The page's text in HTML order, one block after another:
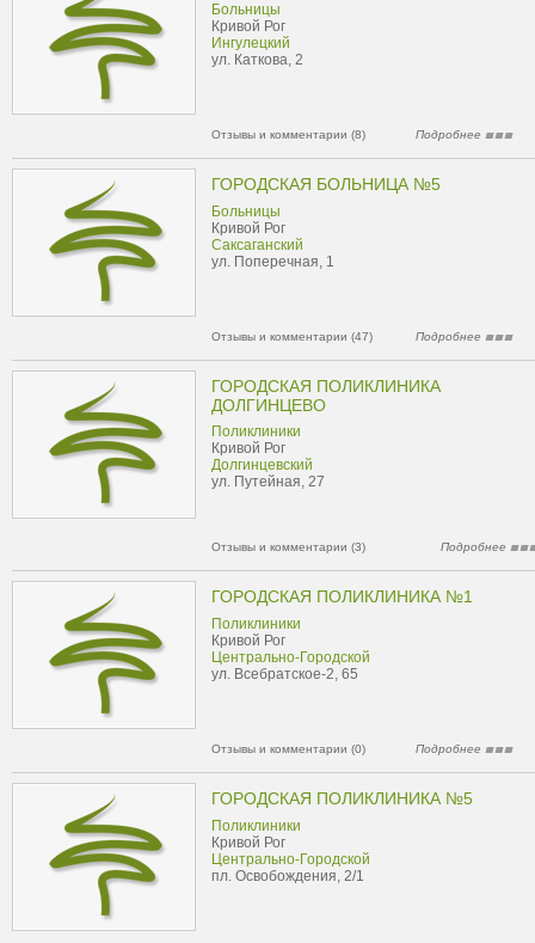
Больницы
Кривой Рог
Ингулецкий
ул. Каткова, 2
Отзывы и комментарии (8) Подробнее
ГОРОДСКАЯ БОЛЬНИЦА №5
Больницы
Кривой Рог
Саксаганский
ул. Поперечная, 1
Отзывы и комментарии (47) Подробнее
ГОРОДСКАЯ ПОЛИКЛИНИКА
ДОЛГИНЦЕВО
Поликлиники
Кривой Рог
Долгинцевский
ул. Путейная, 27
Отзывы и комментарии (3) Подробнее
ГОРОДСКАЯ ПОЛИКЛИНИКА №1
Поликлиники
Кривой Рог
Центрально-Городской
ул. Всебратское-2, 65
Отзывы и комментарии (0) Подробнее
ГОРОДСКАЯ ПОЛИКЛИНИКА №5
Поликлиники
Кривой Рог
Центрально-Городской
пл. Освобождения, 2/1